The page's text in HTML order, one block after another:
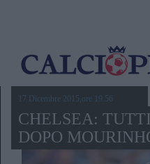
17 Dicembre 2015,ore 19.56
CHELSEA:
DOPO